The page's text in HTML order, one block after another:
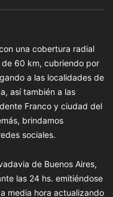
una cobertura radial
60 km, cubriendo por
a las localidades de
así también a las
Franco y ciudad del
brindamos
sociales.
de Buenos Aires,
las 24 hs. emitiéndose
media hora actualizando